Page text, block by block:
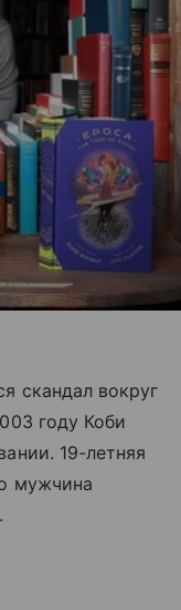
скандал вокруг
году Коби
19-летняя
мужчина